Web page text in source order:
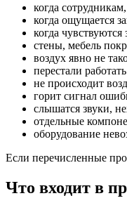
когда
когда ощущается
когда
стены, мебель
воздух явно не
перестали
не происходит
горит сигнал
слышатся звуки,
отдельные
оборудование
Если перечисленные
Что входит в